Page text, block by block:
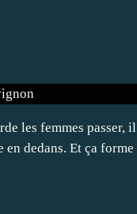
les femmes passer, il
en dedans. Et ça forme